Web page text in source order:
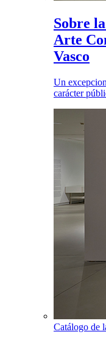
Sobre
Arte
Vasco
Un
carácter
Catálogo de